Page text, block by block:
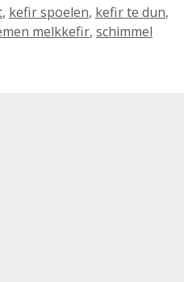
, kefir spoelen, kefir te dun,
melkkefir, schimmel